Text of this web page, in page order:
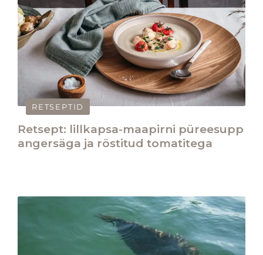
RETSEPTID
Retsept: lillkapsa-maapirni püreesupp
angersäga ja röstitud tomatitega